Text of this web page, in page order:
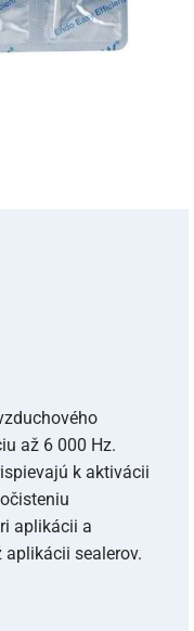
až 6 000 Hz.
k aktivácii
aplikácii a
sealerov.